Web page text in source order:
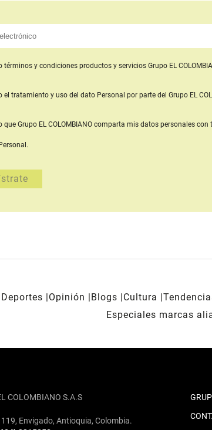
términos y condiciones productos y servicios Grupo EL
el tratamiento y uso del dato Personal por parte del Grupo EL
que Grupo EL COLOMBIANO comparta mis datos personales con
Deportes Opinión Blogs Cultura
Especiales marcas
COLOMBIANO S.A.S
119, Envigado, Antioquia, Colombia.